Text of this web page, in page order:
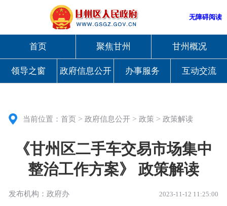
无障碍阅读
首页 聚焦甘州 甘州概况
领导之窗 政府信息公开 办事服务 互动交流
当前位置：首页 >政府信息公开 >政策 >政策解读
《甘州区二手车交易市场集中
整治工作方案》 政策解读
发布机构：政府办 2023-11-12 11:25:00